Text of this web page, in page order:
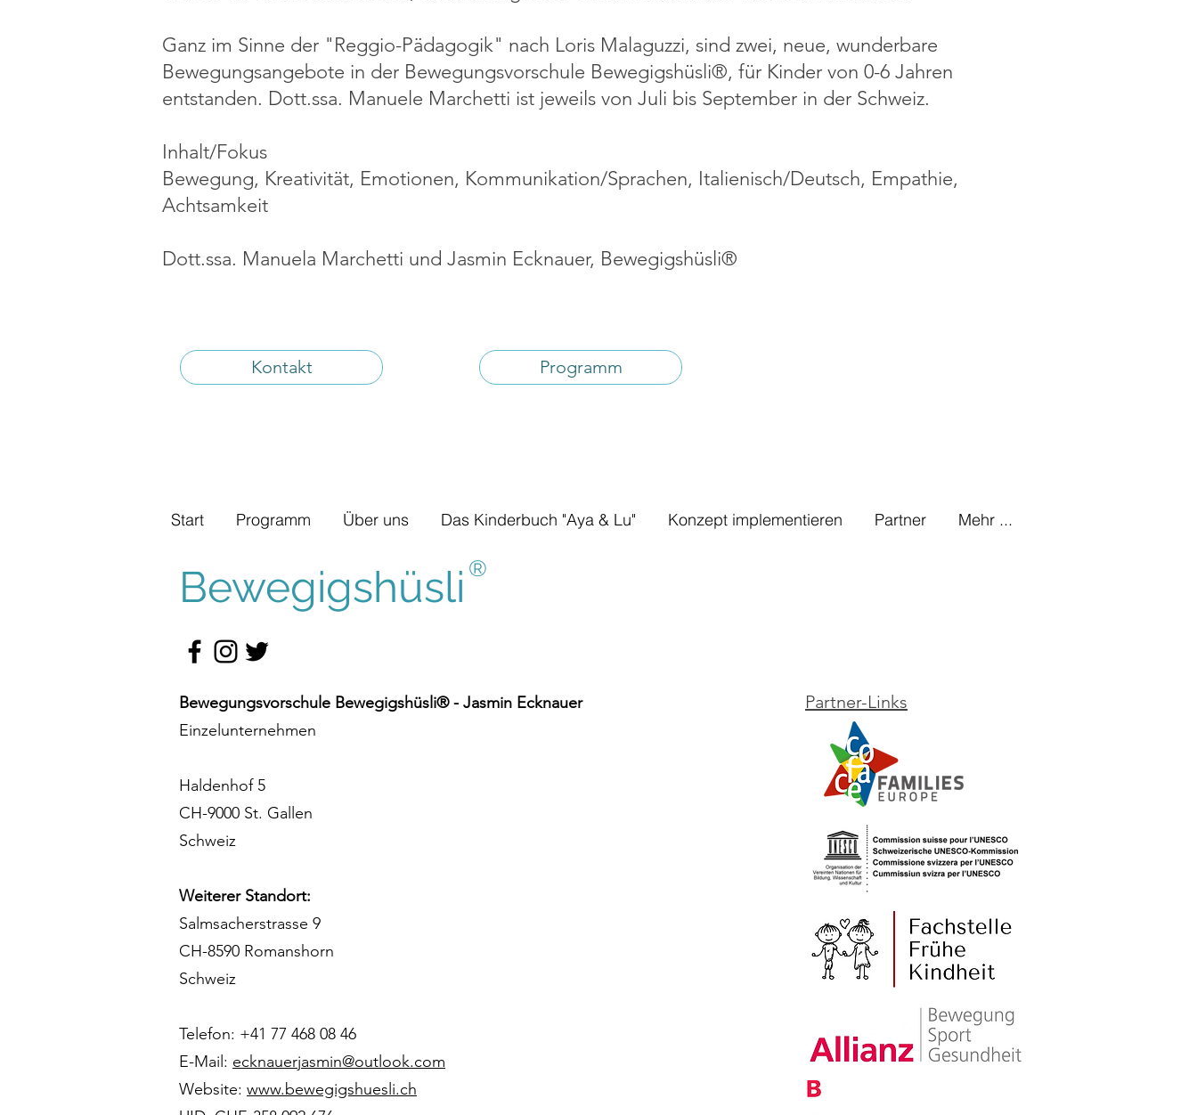
Ganz im Sinne der "Reggio-Pädagogik" nach Loris Malaguzzi, sind zwei, neue, wunderbare
Bewegungsangebote in der Bewegungsvorschule Bewegigshüsli®, für Kinder von 0-6 Jahren
entstanden. Dott.ssa. Manuele Marchetti ist jeweils von Juli bis September in der Schweiz.
Inhalt/Fokus
Bewegung, Kreativität, Emotionen, Kommunikation/Sprachen, Italienisch/Deutsch, Empathie,
Achtsamkeit
Dott.ssa. Manuela Marchetti und Jasmin Ecknauer, Bewegigshüsli®
Kontakt Programm
Start Programm Über uns Das Kinderbuch "Aya & Lu" Konzept implementieren Partner Mehr ...
Bewegigshüsli ®
Bewegungsvorschule Bewegigshüsli® - Jasmin Ecknauer
Einzelunternehmen
Haldenhof 5
CH-9000 St. Gallen
Schweiz
Weiterer Standort:
Salmsacherstrasse 9
CH-8590 Romanshorn
Schweiz
Telefon: +41 77 468 08 46
E-Mail: ecknauerjasmin@outlook.com
Website: www.bewegigshuesli.ch
Partner-Links